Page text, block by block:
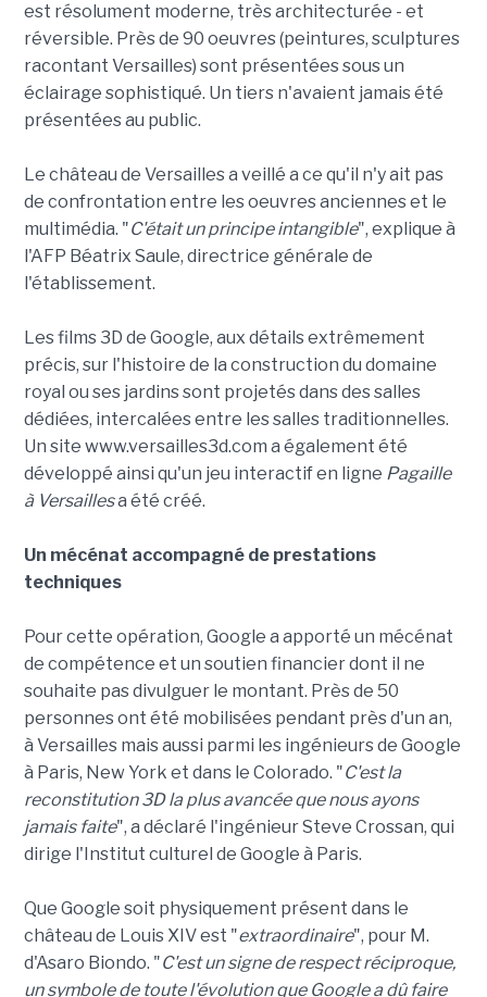
est résolument moderne, très architecturée - et
réversible. Près de 90 oeuvres (peintures, sculptures
racontant Versailles) sont présentées sous un
éclairage sophistiqué. Un tiers n'avaient jamais été
présentées au public.
Le château de Versailles a veillé a ce qu'il n'y ait pas
de confrontation entre les oeuvres anciennes et le
multimédia. "C'était un principe intangible", explique à
l'AFP Béatrix Saule, directrice générale de
l'établissement.
Les films 3D de Google, aux détails extrêmement
précis, sur l'histoire de la construction du domaine
royal ou ses jardins sont projetés dans des salles
dédiées, intercalées entre les salles traditionnelles.
Un site www.versailles3d.com a également été
développé ainsi qu'un jeu interactif en ligne Pagaille
à Versaillesa été créé.
Un mécénat accompagné de prestations
techniques
Pour cette opération, Google a apporté un mécénat
de compétence et un soutien financier dont il ne
souhaite pas divulguer le montant. Près de 50
personnes ont été mobilisées pendant près d'un an,
à Versailles mais aussi parmi les ingénieurs de Google
à Paris, New York et dans le Colorado. "C'est la
reconstitution 3D la plus avancée que nous ayons
jamais faite", a déclaré l'ingénieur Steve Crossan, qui
dirige l'Institut culturel de Google à Paris.
Que Google soit physiquement présent dans le
château de Louis XIV est "extraordinaire", pour M.
d'Asaro Biondo. "C'est un signe de respect réciproque,
un symbole de toute l'évolution que Google a dû faire